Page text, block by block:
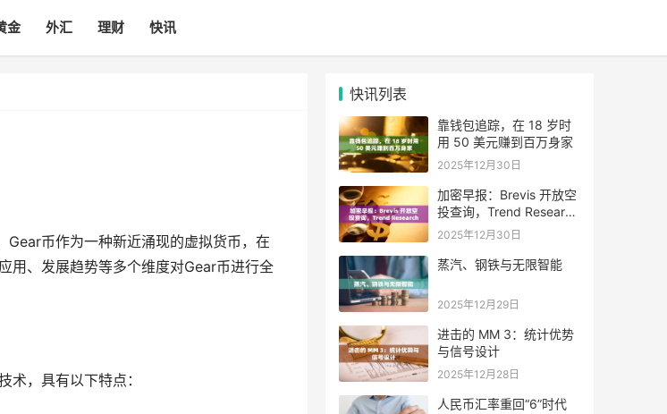
金 外汇 理财 快讯
币作为一种新近涌现的虚拟货币，在
用、发展趋势等多个维度对Gear币进行全
术，具有以下特点：
快讯列表
靠钱包追踪，在 18 岁时
用 50 美元赚到百万身家
2025年12月30日
加密早报：Brevis 开放空
投查询，Trend Research
单日增持超 4.6 万枚 ETH
2025年12月30日
蒸汽、钢铁与无限智能
2025年12月29日
进击的 MM 3：统计优势
与信号设计
2025年12月28日
人民币汇率重回“6”时代